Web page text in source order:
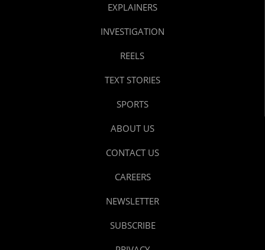
EXPLAINERS
INVESTIGATION
REELS
TEXT STORIES
SPORTS
ABOUT US
CONTACT US
CAREERS
NEWSLETTER
SUBSCRIBE